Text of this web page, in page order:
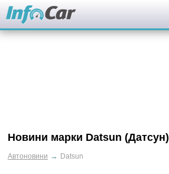
Новини марки Datsun (Датсун)
Автоновини → Datsun